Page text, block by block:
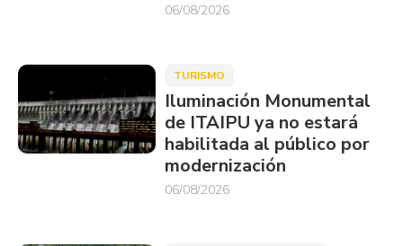
06/08/2026
TURISMO
Iluminación Monumental
de ITAIPU ya no estará
habilitada al público por
modernización
06/08/2026